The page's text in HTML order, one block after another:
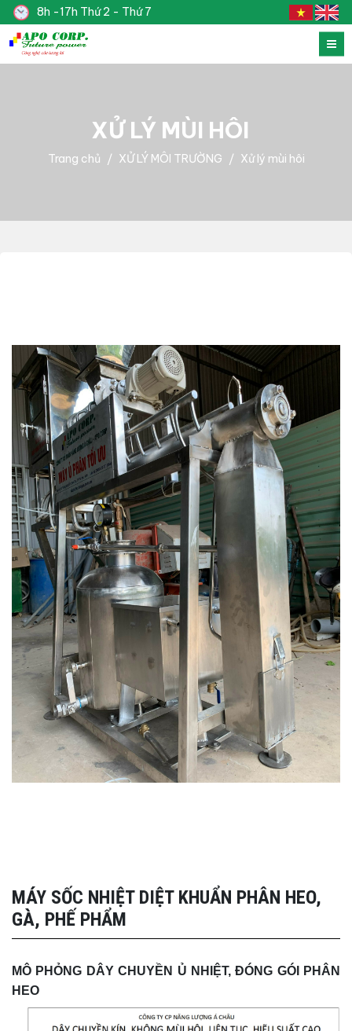
8h -17h Thứ 2 - Thứ 7
XỬ LÝ MÙI HÔI
Trang chủ XỬ LÝ MÔI TRƯỜNG Xử lý mùi hôi
MÁY SỐC NHIỆT DIỆT KHUẨN PHÂN HEO,
GÀ, PHẾ PHẨM
MÔ PHỎNG DÂY CHUYỀN Ủ NHIỆT, ĐÓNG GÓI PHÂN
HEO